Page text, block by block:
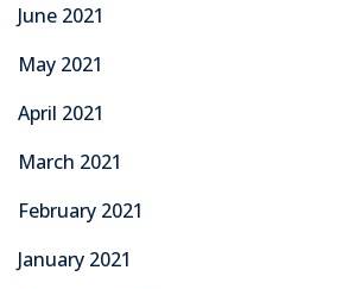
June 2021
May 2021
April 2021
March 2021
February 2021
January 2021